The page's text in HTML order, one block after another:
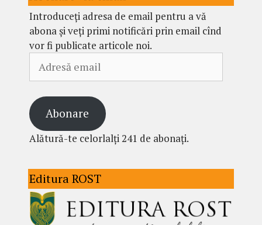
Introduceți adresa de email pentru a vă
abona și veți primi notificări prin email cînd
vor fi publicate articole noi.
email
Abonare
Alătură-te celorlalți 241 de abonați.
Editura ROST